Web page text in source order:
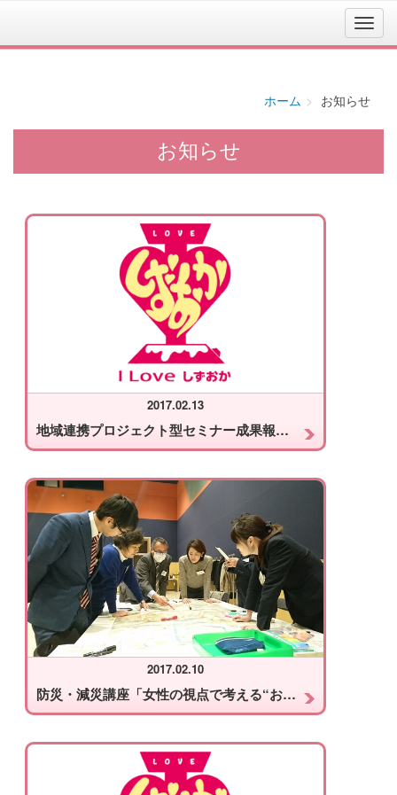
ホーム お知らせ
お知らせ
2017.02.13
地域連携プロジェクト型セミナー成果報告会
2017.02.10
防災・減災講座「女性の視点で考える“おまち”の減災対策」